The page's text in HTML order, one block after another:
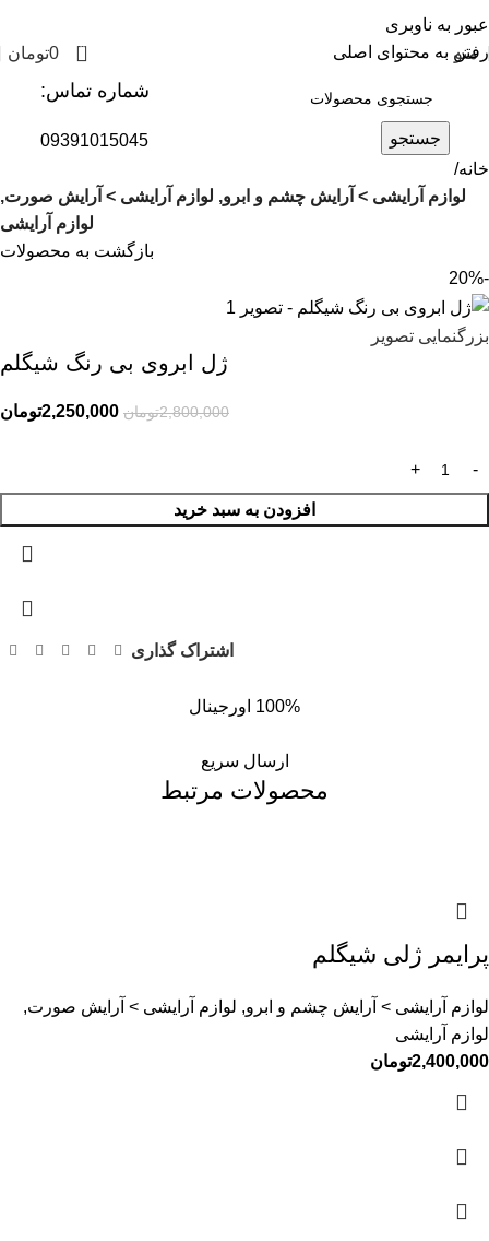
عبور به ناوبری
رفتن به محتوای اصلی
منو 0
0تومان
جستجو
شماره تماس:
09391015045
خانه
لوازم آرایشی > آرایش چشم و ابرو, لوازم آرایشی > آرایش صورت,
لوازم آرایشی
بازگشت به محصولات
-20%
بزرگنمایی تصویر
ژل ابروی بی رنگ شیگلم
2,800,000تومان 2,250,000تومان
افزودن به سبد خرید
اشتراک گذاری
100% اورجینال
ارسال سریع
محصولات مرتبط
پرایمر ژلی شیگلم
لوازم آرایشی > آرایش چشم و ابرو, لوازم آرایشی > آرایش صورت,
لوازم آرایشی
2,400,000تومان